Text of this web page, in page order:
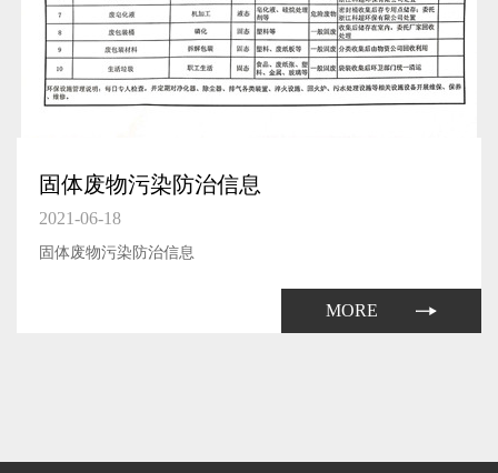
固体废物污染防治信息
2021-06-18
固体废物污染防治信息
MORE